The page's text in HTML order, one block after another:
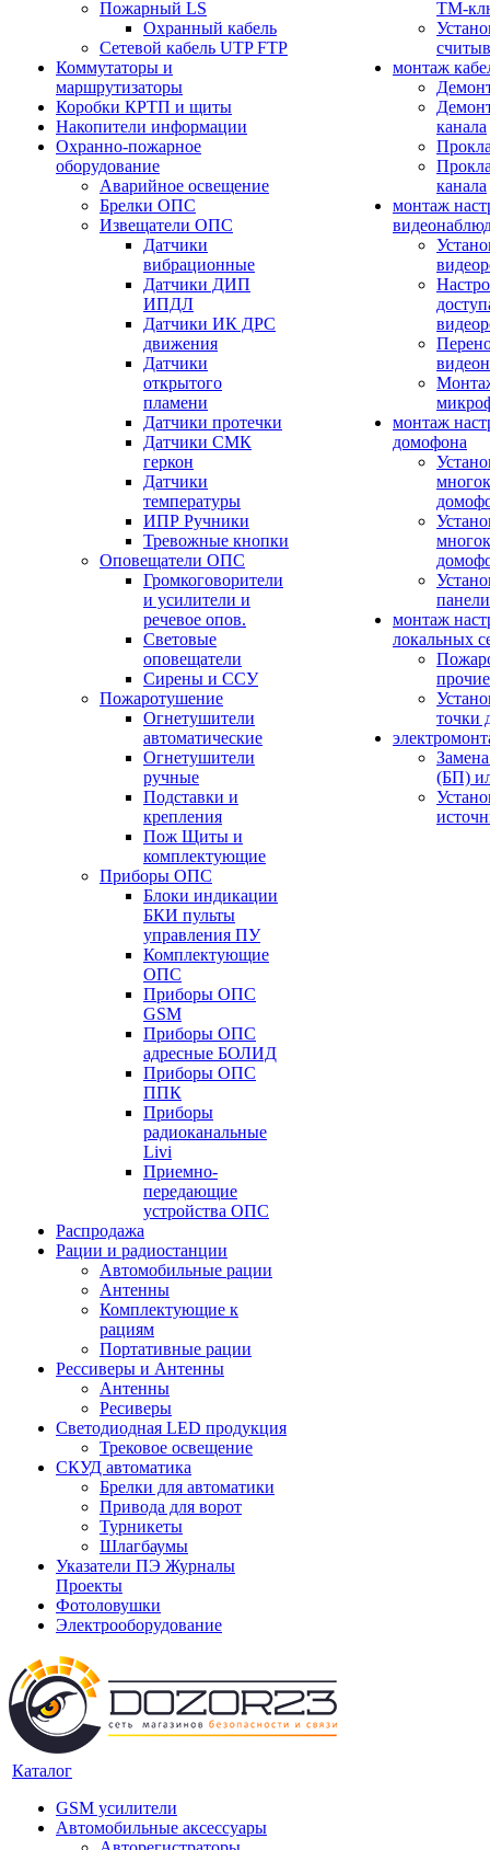
Пожарный LS
Охранный кабель
Сетевой кабель UTP FTP
Коммутаторы и
маршрутизаторы
Коробки КРТП и щиты
Накопители информации
Охранно-пожарное
оборудование
Аварийное освещение
Брелки ОПС
Извещатели ОПС
Датчики
вибрационные
Датчики ДИП
ИПДЛ
Датчики ИК ДРС
движения
Датчики
открытого
пламени
Датчики протечки
Датчики СМК
геркон
Датчики
температуры
ИПР Ручники
Тревожные кнопки
Оповещатели ОПС
Громкоговорители
и усилители и
речевое опов.
Световые
оповещатели
Сирены и ССУ
Пожаротушение
Огнетушители
автоматические
Огнетушители
ручные
Подставки и
крепления
Пож Щиты и
комплектующие
Приборы ОПС
Блоки индикации
БКИ пульты
управления ПУ
Комплектующие
ОПС
Приборы ОПС
GSM
Приборы ОПС
адресные БОЛИД
Приборы ОПС
ППК
Приборы
радиоканальные
Livi
Приемно-
передающие
устройства ОПС
Распродажа
Рации и радиостанции
Автомобильные рации
Антенны
Комплектующие к
рациям
Портативные рации
Рессиверы и Антенны
Антенны
Ресиверы
Светодиодная LED продукция
Трековое освещение
СКУД автоматика
Брелки для автоматики
Привода для ворот
Турникеты
Шлагбаумы
Указатели ПЭ Журналы
Проекты
Фотоловушки
Электрооборудование
ТМ-
монтаж
канала
канала
монтаж
монтаж
домофона
панели
монтаж
локальных
точки
(БП)
Каталог
GSM усилители
Автомобильные аксессуары